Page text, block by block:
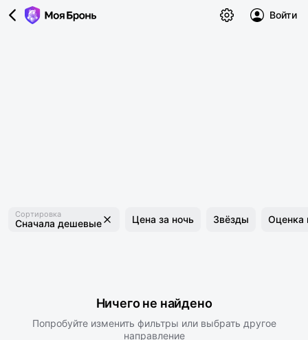
Войти
Сортировка
Сначала дешевые Цена за ночь Звёзды Оценка
Ничего не найдено
Попробуйте изменить фильтры или выбрать другое
направление